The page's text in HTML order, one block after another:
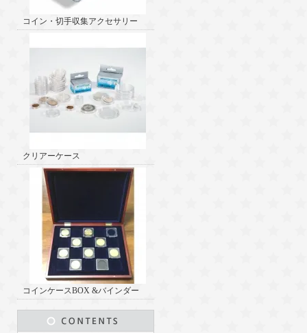
コイン・切手収集アクセサリー
クリアーケース
コインケースBOX &バインダー